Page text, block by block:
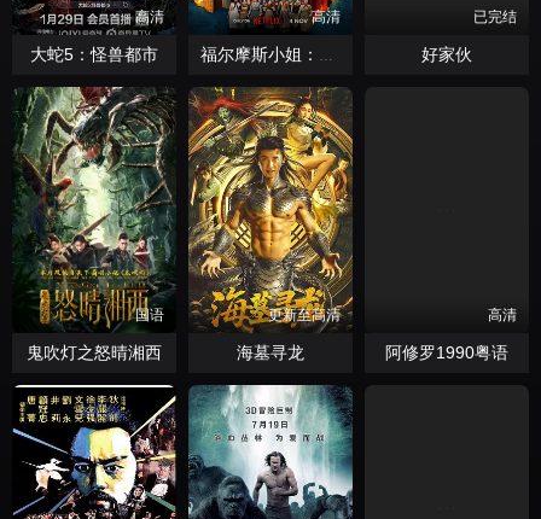
高清
大蛇5：怪兽都市
高清
福尔摩斯小姐：伦敦厄运
已完结
好家伙
国语
鬼吹灯之怒晴湘西
更新至高清
海墓寻龙
高清
阿修罗1990粤语